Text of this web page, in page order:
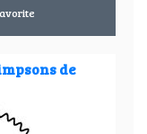
de